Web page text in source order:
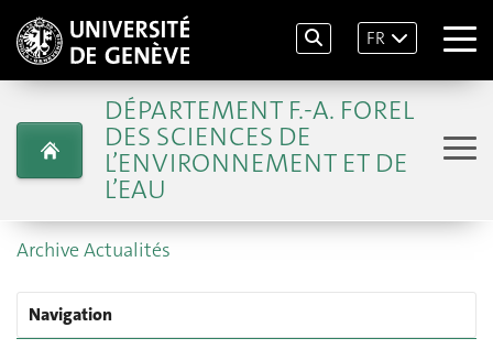
FR
DÉPARTEMENT F.-A. FOREL
DES SCIENCES DE
L’ENVIRONNEMENT ET DE
L’EAU
Archive Actualités
Navigation